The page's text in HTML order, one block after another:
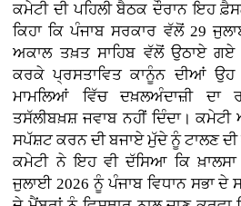
ਕਮੇਟੀ ਦੀ ਪਹਿਲੀ ਬੈਠਕ ਦੌਰਾਨ ਇਹ
ਕਿਹਾ ਕਿ ਪੰਜਾਬ ਸਰਕਾਰ ਵੱਲੋਂ 29
ਅਕਾਲ ਤਖ਼ਤ ਸਾਹਿਬ ਵੱਲੋਂ ਉਠਾਏ ਗਏ
ਕਰਕੇ ਪ੍ਰਸਤਾਵਿਤ ਕਾਨੂੰਨ ਦੀਆਂ ਉਹ
ਮਾਮਲਿਆਂ ਵਿੱਚ ਦਖ਼ਲਅੰਦਾਜ਼ੀ ਦਾ
ਤਸੱਲੀਬਖ਼ਸ਼ ਜਵਾਬ ਨਹੀਂ ਦਿੰਦਾ।
ਸਪੱਸ਼ਟ ਕਰਨ ਦੀ ਬਜਾਏ ਮੁੱਦੇ ਨੂੰ ਟਾਲਣ ਦੀ
ਕਮੇਟੀ ਨੇ ਇਹ ਵੀ ਦੱਸਿਆ ਕਿ
ਜੁਲਾਈ 2026 ਨੂੰ ਪੰਜਾਬ ਵਿਧਾਨ ਸਭਾ